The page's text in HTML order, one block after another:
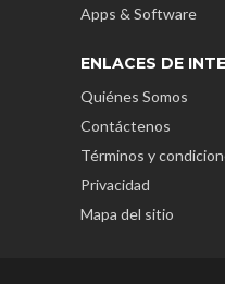
Apps & Software
ENLACES DE
Quiénes Somos
Contáctenos
Términos y
Privacidad
Mapa del sitio